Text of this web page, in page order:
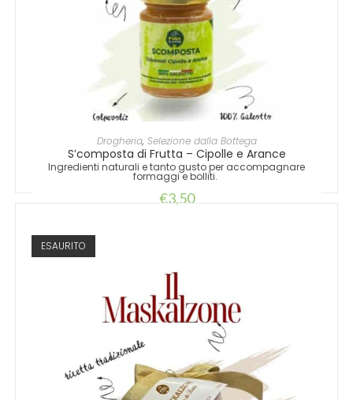
AGGIUNGI AL CARRELLO
Drogheria, Selezione dalla Bottega
S’composta di Frutta – Cipolle e Arance
Ingredienti naturali e tanto gusto per accompagnare
formaggi e bolliti.
€3,50
ESAURITO